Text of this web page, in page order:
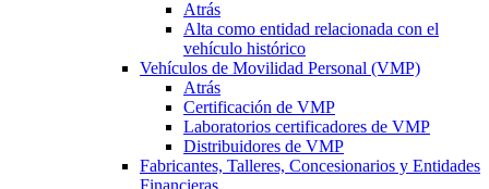
Atrás
Alta como entidad relacionada con el
vehículo histórico
Vehículos de Movilidad Personal (VMP)
Atrás
Certificación de VMP
Laboratorios certificadores de VMP
Distribuidores de VMP
Fabricantes, Talleres, Concesionarios y Entidades